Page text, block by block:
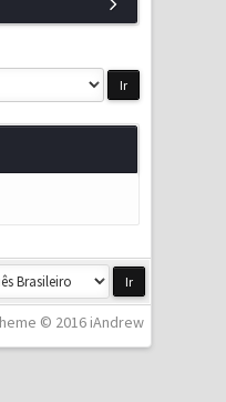
© 2016 iAndrew